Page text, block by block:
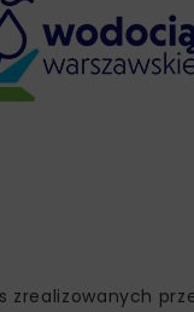
zrealizowanych